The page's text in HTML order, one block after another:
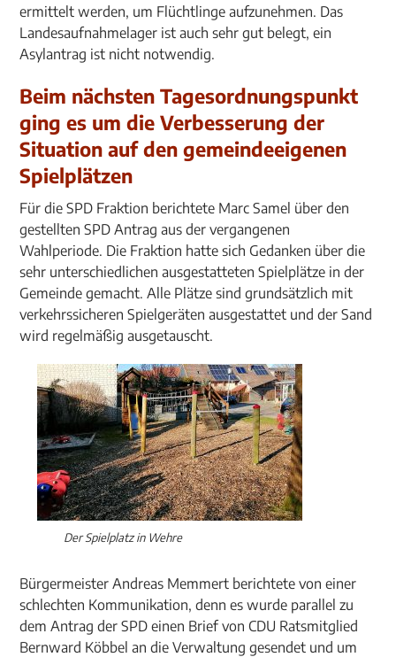
ermittelt werden, um Flüchtlinge aufzunehmen. Das
Landesaufnahmelager ist auch sehr gut belegt, ein
Asylantrag ist nicht notwendig.
Beim nächsten Tagesordnungspunkt
ging es um die Verbesserung der
Situation auf den gemeindeeigenen
Spielplätzen
Für die SPD Fraktion berichtete Marc Samel über den
gestellten SPD Antrag aus der vergangenen
Wahlperiode. Die Fraktion hatte sich Gedanken über die
sehr unterschiedlichen ausgestatteten Spielplätze in der
Gemeinde gemacht. Alle Plätze sind grundsätzlich mit
verkehrssicheren Spielgeräten ausgestattet und der Sand
wird regelmäßig ausgetauscht.
Der Spielplatz in Wehre
Bürgermeister Andreas Memmert berichtete von einer
schlechten Kommunikation, denn es wurde parallel zu
dem Antrag der SPD einen Brief von CDU Ratsmitglied
Bernward Köbbel an die Verwaltung gesendet und um